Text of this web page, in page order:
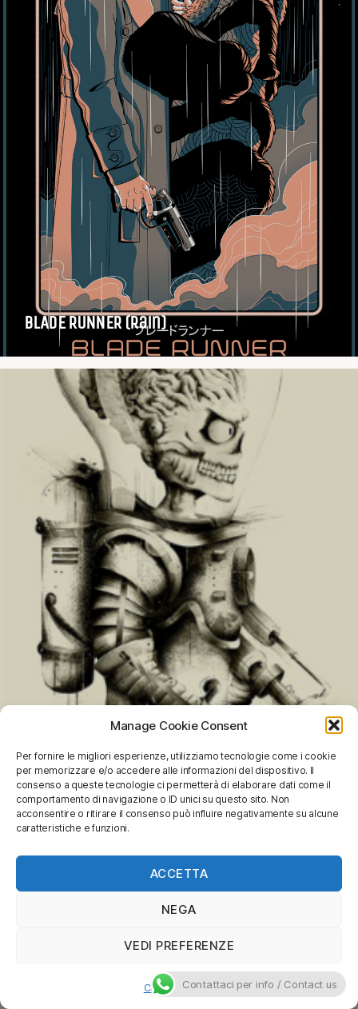
Manage Cookie Consent
Per fornire le migliori esperienze, utilizziamo tecnologie come i cookie
per memorizzare e/o accedere alle informazioni del dispositivo. Il
consenso a queste tecnologie ci permetterà di elaborare dati come il
comportamento di navigazione o ID unici su questo sito. Non
acconsentire o ritirare il consenso può influire negativamente su alcune
caratteristiche e funzioni.
ACCETTA
NEGA
VEDI PREFERENZE
Cookie Policy
BLADE RUNNER (Rain)
MARS ATTACKS! (Profile)
Contattaci per info / Contact us